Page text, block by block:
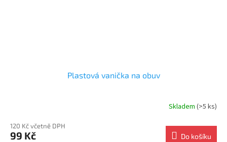
Plastová vanička na obuv
Skladem (>5 ks)
120 Kč včetně DPH
99 Kč Do košíku